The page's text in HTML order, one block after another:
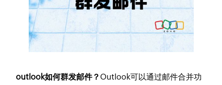
outlook如何群发邮件？ Outlook可以通过邮件合并功